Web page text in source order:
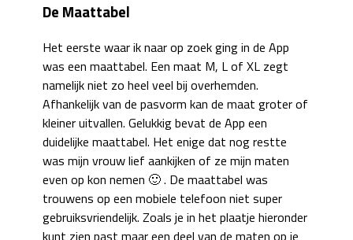
De Maattabel
Het eerste waar ik naar op zoek ging in de App
was een maattabel. Een maat M, L of XL zegt
namelijk niet zo heel veel bij overhemden.
Afhankelijk van de pasvorm kan de maat groter of
kleiner uitvallen. Gelukkig bevat de App een
duidelijke maattabel. Het enige dat nog restte
was mijn vrouw lief aankijken of ze mijn maten
even op kon nemen 🙂 . De maattabel was
trouwens op een mobiele telefoon niet super
gebruiksvriendelijk. Zoals je in het plaatje hieronder
kunt zien past maar een deel van de maten op je